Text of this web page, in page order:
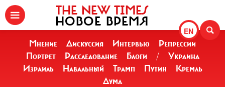
EN
THE NEW TIMES
НОВОЕ ВРЕМЯ
Мнение Дискуссия Интервью
Репрессии
Портрет
Расследование Блоги /
Украина
Израиль
Навальный Трамп Путин
Кремль
Дума